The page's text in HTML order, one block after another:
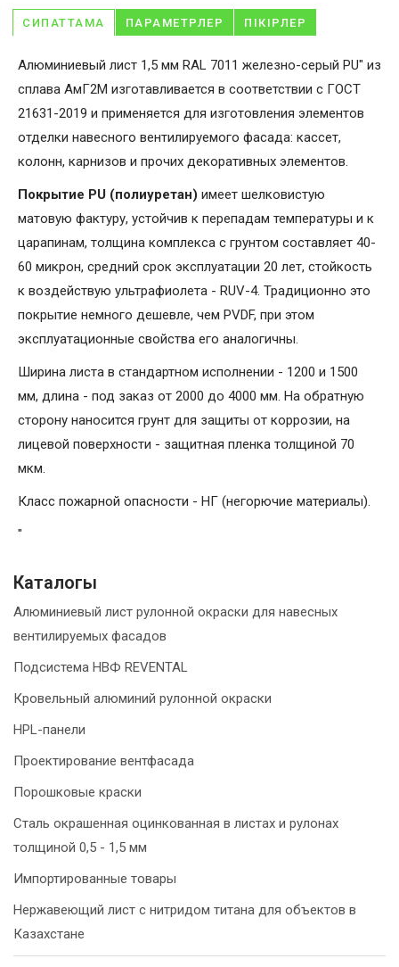
СИПАТТАМА ПАРАМЕТРЛЕР ПІКІРЛЕР
Алюминиевый лист 1,5 мм RAL 7011 железно-серый PU" из
сплава АмГ2М изготавливается в соответствии с ГОСТ
21631-2019 и применяется для изготовления элементов
отделки навесного вентилируемого фасада: кассет,
колонн, карнизов и прочих декоративных элементов.
Покрытие PU (полиуретан) имеет шелковистую
матовую фактуру, устойчив к перепадам температуры и к
царапинам, толщина комплекса с грунтом составляет 40-
60 микрон, средний срок эксплуатации 20 лет, стойкость
к воздействую ультрафиолета - RUV-4. Традиционно это
покрытие немного дешевле, чем PVDF, при этом
эксплуатационные свойства его аналогичны.
Ширина листа в стандартном исполнении - 1200 и 1500
мм, длина - под заказ от 2000 до 4000 мм. На обратную
сторону наносится грунт для защиты от коррозии, на
лицевой поверхности - защитная пленка толщиной 70
мкм.
Класс пожарной опасности - НГ (негорючие материалы).
"
Каталогы
Алюминиевый лист рулонной окраски для навесных
вентилируемых фасадов
Подсистема НВФ REVENTAL
Кровельный алюминий рулонной окраски
HPL-панели
Проектирование вентфасада
Порошковые краски
Сталь окрашенная оцинкованная в листах и рулонах
толщиной 0,5 - 1,5 мм
Импортированные товары
Нержавеющий лист с нитридом титана для объектов в
Казахстане